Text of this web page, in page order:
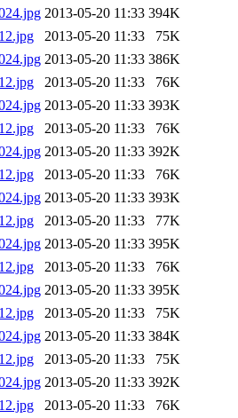
2013-05-20 11:33 394K
2013-05-20 11:33
75K
2013-05-20 11:33 386K
2013-05-20 11:33
76K
2013-05-20 11:33 393K
2013-05-20 11:33
76K
2013-05-20 11:33 392K
2013-05-20 11:33
76K
2013-05-20 11:33 393K
2013-05-20 11:33
77K
2013-05-20 11:33 395K
2013-05-20 11:33
76K
2013-05-20 11:33 395K
2013-05-20 11:33
75K
2013-05-20 11:33 384K
2013-05-20 11:33
75K
2013-05-20 11:33 392K
2013-05-20 11:33
76K